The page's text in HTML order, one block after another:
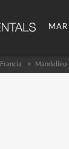
MAR
Francia